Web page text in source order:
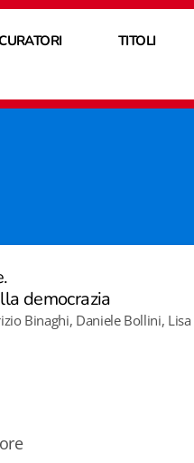
TITOLI
democrazia
Binaghi, Daniele Bollini,